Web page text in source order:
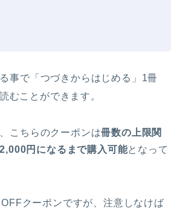
事で「つづきからはじめる」1冊
むことができます。
こちらのクーポンは冊数の上限関
円になるまで購入可能となって
クーポンですが、注意しなけば